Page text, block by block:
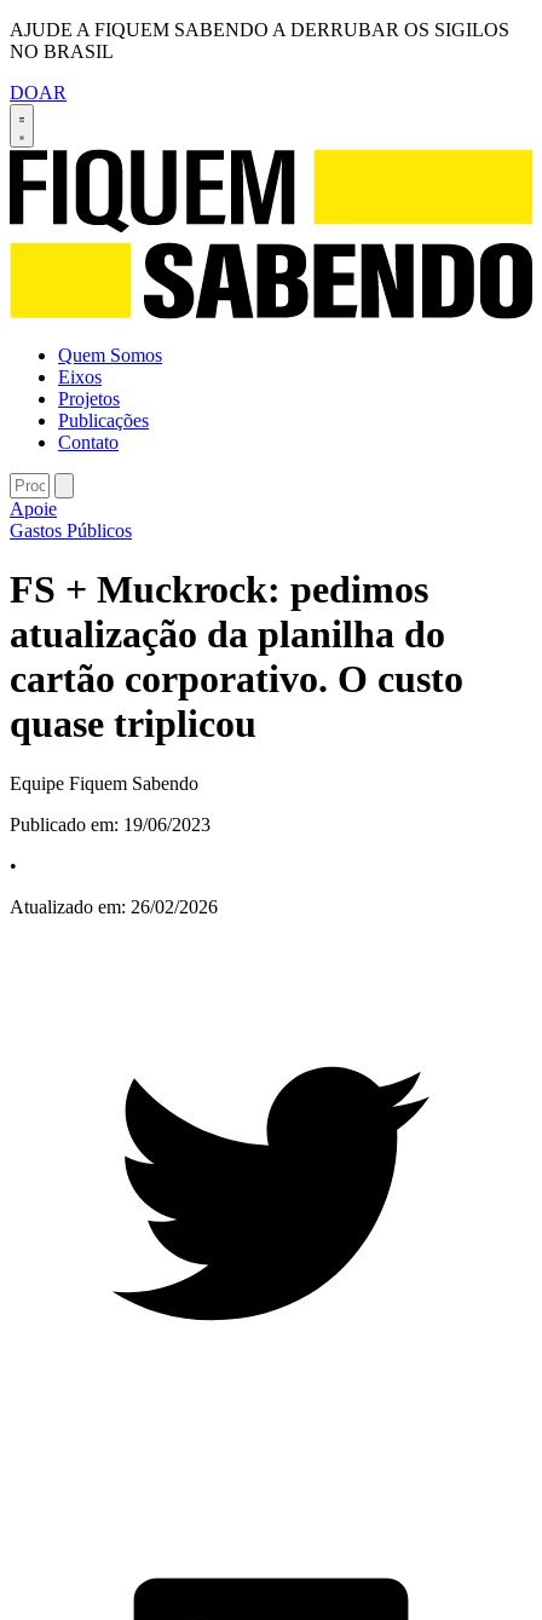
AJUDE A FIQUEM SABENDO A DERRUBAR OS SIGILOS
NO BRASIL
DOAR
Quem Somos
Eixos
Projetos
Publicações
Contato
Apoie
Gastos Públicos
FS + Muckrock: pedimos
atualização da planilha do
cartão corporativo. O custo
quase triplicou
Equipe Fiquem Sabendo
Publicado em: 19/06/2023
•
Atualizado em: 26/02/2026